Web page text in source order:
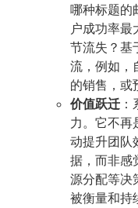
哪种标题的
户成功率
节流失？基
流，例如，
的销售，或
价值跃迁
力。它不再
动提升团队
据，而非感
源分配等决
被衡量和持